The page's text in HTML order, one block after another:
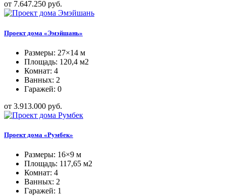
от 7.647.250 руб.
Проект дома «Эмэйшань»
Размеры: 27×14 м
Площадь: 120,4 м2
Комнат: 4
Ванных: 2
Гаражей: 0
от 3.913.000 руб.
Проект дома «Румбек»
Размеры: 16×9 м
Площадь: 117,65 м2
Комнат: 4
Ванных: 2
Гаражей: 1